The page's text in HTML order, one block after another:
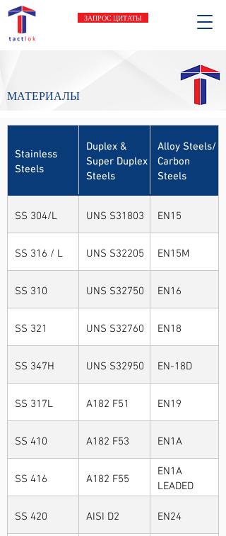
ЗАПРОС ЦИТАТЫ
МАТЕРИАЛЫ
Stainless
Steels
Duplex &
Super Duplex
Steels
Alloy Steels/
Carbon
Steels
SS 304/L UNS S31803 EN15
SS 316 / L UNS S32205 EN15M
SS 310 UNS S32750 EN16
SS 321 UNS S32760 EN18
SS 347H UNS S32950 EN-18D
SS 317L A182 F51 EN19
SS 410 A182 F53 EN1A
SS 416 A182 F55
EN1A
LEADED
SS 420
AISI D2 EN24